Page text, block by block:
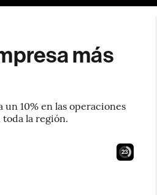
más
10% en las operaciones
la región.
22